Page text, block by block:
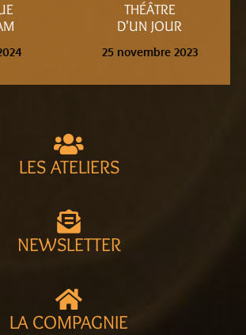
THÉÂTRE
D'UN JOUR
25 novembre 2023
LES ATELIERS
NEWSLETTER
LA COMPAGNIE